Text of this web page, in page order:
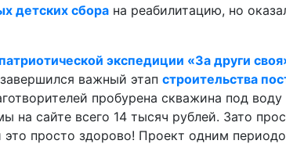
детских сборана реабилитацию, но
экспедиции «За други
важный этап строительства
пробурена скважина под воду
на сайте всего 14 тысяч рублей. Зато
просто здорово! Проект одним